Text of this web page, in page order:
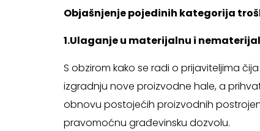
Objašnjenje pojedinih kategorija
1.Ulaganje u materijalnu i
S obzirom kako se radi o prijaviteljima
izgradnju nove proizvodne hale, a
obnovu postojećih proizvodnih
pravomoćnu građevinsku dozvolu.